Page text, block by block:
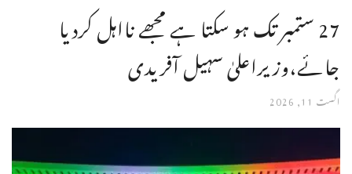
27 ستمبر تک ہو سکتا ہے مجھے نااہل کردیا
جائے،وزیراعلیٰ سہیل آفریدی
اگست 11, 2026